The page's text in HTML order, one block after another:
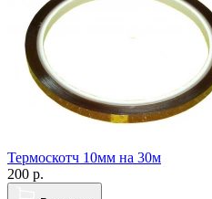
Термоскотч 10мм на 30м
200 р.